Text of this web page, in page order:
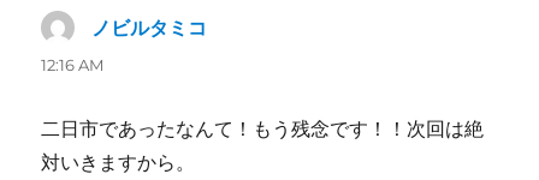
ノビルタミコ
12:16 AM
二日市であったなんて！もう残念です！！次回は絶
対いきますから。